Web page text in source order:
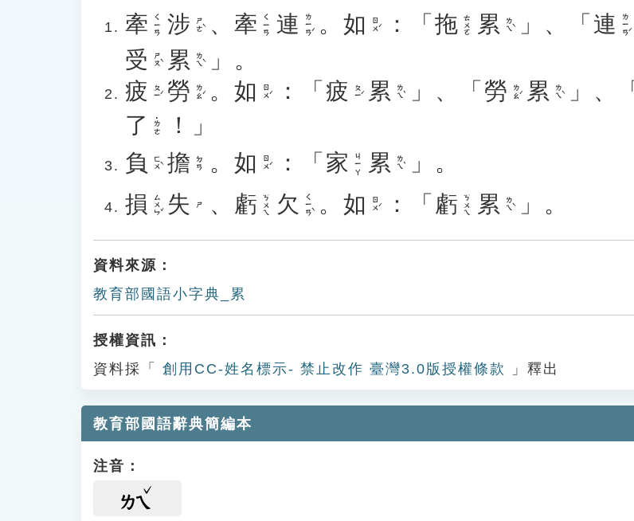
牽 ㄑㄧㄢ 涉 ㄕㄜˋ 、 牽 ㄑㄧㄢ 連 ㄌㄧㄢˊ 。 如 ㄖㄨˊ ：「 拖 ㄊㄨㄛ 累 ㄌㄟˋ 」、「 連 ㄌㄧㄢˊ
受 ㄕㄡˋ 累 ㄌㄟˋ
」。
疲 ㄆㄧˊ 勞 ㄌㄠˊ 。 如 ㄖㄨˊ ：「 疲 ㄆㄧˊ 累 ㄌㄟˋ 」、「 勞 ㄌㄠˊ 累 ㄌㄟˋ 」、「
了 ˙ㄌㄜ
！」
負 ㄈㄨˋ 擔 ㄉㄢ 。 如 ㄖㄨˊ ：「 家 ㄐㄧㄚ 累 ㄌㄟˋ
」。
損 ㄙㄨㄣˇ 失 ㄕ 、 虧 ㄎㄨㄟ 欠 ㄑㄧㄢˋ 。 如 ㄖㄨˊ ：「 虧 ㄎㄨㄟ 累 ㄌㄟˋ 」。
資料來源：
教育部國語小字典_累
授權資訊：
資料採「
創用CC-姓名標示- 禁止改作 臺灣3.0版授權條款 」釋出
教育部國語辭典簡編本
注音：
ㄌㄟ